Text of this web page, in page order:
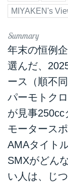
MIYAKEN's
年末の恒例
選んだ、
ース（順不
パーモトク
が見事250cc
モータース
AMAタイト
SMXがどん
い人は、じ